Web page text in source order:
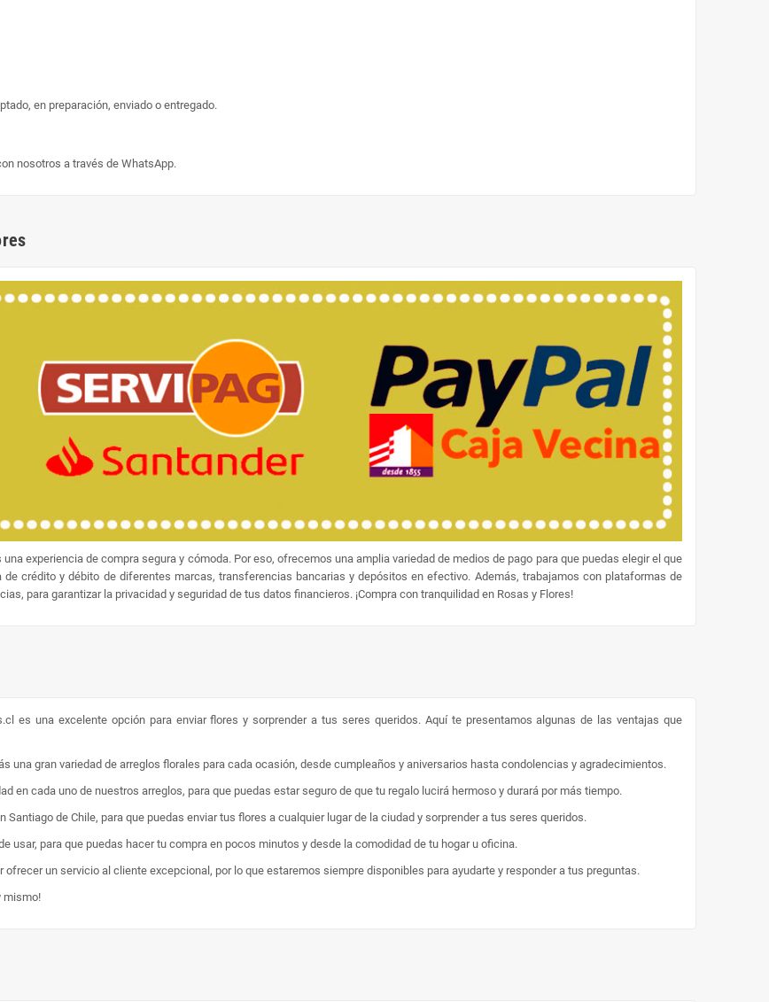
en preparación, enviado o entregado.
nosotros a través de WhatsApp.
experiencia de compra segura y cómoda. Por eso, ofrecemos una amplia variedad de medios de pago para que puedas elegir el que
crédito y débito de diferentes marcas, transferencias bancarias y depósitos en efectivo. Además, trabajamos con plataformas de
para garantizar la privacidad y seguridad de tus datos financieros. ¡Compra con tranquilidad en Rosas y Flores!
es una excelente opción para enviar flores y sorprender a tus seres queridos. Aquí te presentamos algunas de las ventajas que
una gran variedad de arreglos florales para cada ocasión, desde cumpleaños y aniversarios hasta condolencias y agradecimientos.
en cada uno de nuestros arreglos, para que puedas estar seguro de que tu regalo lucirá hermoso y durará por más tiempo.
de Chile, para que puedas enviar tus flores a cualquier lugar de la ciudad y sorprender a tus seres queridos.
usar, para que puedas hacer tu compra en pocos minutos y desde la comodidad de tu hogar u oficina.
un servicio al cliente excepcional, por lo que estaremos siempre disponibles para ayudarte y responder a tus preguntas.
mismo!